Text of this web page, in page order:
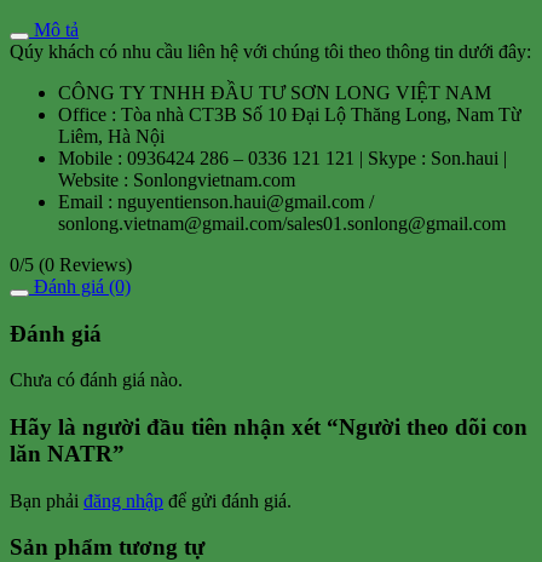
Mô tả
Qúy khách có nhu cầu liên hệ với chúng tôi theo thông tin dưới đây:
CÔNG TY TNHH ĐẦU TƯ SƠN LONG VIỆT NAM
Office : Tòa nhà CT3B Số 10 Đại Lộ Thăng Long, Nam Từ
Liêm, Hà Nội
Mobile : 0936424 286 – 0336 121 121 | Skype : Son.haui |
Website : Sonlongvietnam.com
Email : nguyentienson.haui@gmail.com /
sonlong.vietnam@gmail.com/sales01.sonlong@gmail.com
0/5 (0 Reviews)
Đánh giá (0)
Đánh giá
Chưa có đánh giá nào.
Hãy là người đầu tiên nhận xét “Người theo dõi con
lăn NATR”
Bạn phải đăng nhập để gửi đánh giá.
Sản phẩm tương tự